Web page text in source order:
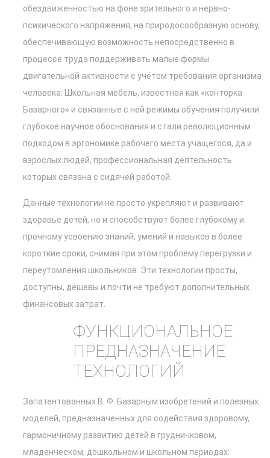
обездвиженностью на фоне зрительного и нервно-
психического напряжения, на природосообразную основу,
обеспечивающую возможность непосредственно в
процессе труда поддерживать малые формы
двигательной активности с учётом требования организма
человека. Школьная мебель, известная как «конторка
Базарного» и связанные с ней режимы обучения получили
глубокое научное обоснования и стали революционным
подходом в эргономике рабочего места учащегося, да и
взрослых людей, профессиональная деятельность
которых связана с сидячей работой.
Данные технологии не просто укрепляют и развивают
здоровье детей, но и способствуют более глубокому и
прочному усвоению знаний, умений и навыков в более
короткие сроки, снимая при этом проблему перегрузки и
переутомления школьников. Эти технологии просты,
доступны, дёшевы и почти не требуют дополнительных
финансовых затрат.
ФУНКЦИОНАЛЬНОЕ
ПРЕДНАЗНАЧЕНИЕ
ТЕХНОЛОГИЙ
Запатентованных В. Ф. Базарным изобретений и полезных
моделей, предназначенных для содействия здоровому,
гармоничному развитию детей в грудничковом,
младенческом, дошкольном и школьном периодах: